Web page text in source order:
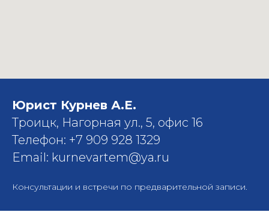
Юрист Курнев А.Е.
Троицк, Нагорная ул., 5, офис 16
Телефон: +7 909 928 1329
Email: kurnevartem@ya.ru
Консультации и встречи по предварительной записи.